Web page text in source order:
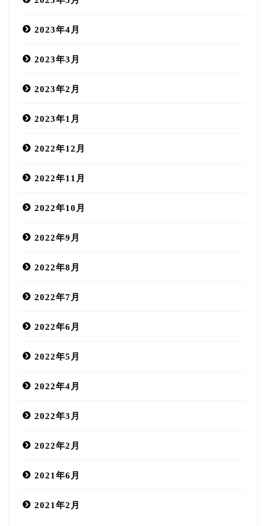
2023年4月
2023年3月
2023年2月
2023年1月
2022年12月
2022年11月
2022年10月
2022年9月
2022年8月
2022年7月
2022年6月
2022年5月
2022年4月
2022年3月
2022年2月
2021年6月
2021年2月